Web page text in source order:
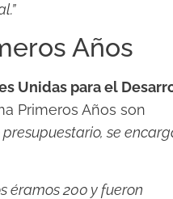
Años
Unidas para el
Primeros Años son
se
éramos 200 y fueron